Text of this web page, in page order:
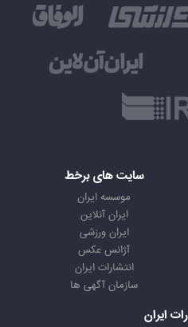
سایت های برخط
موسسه ایران
ایران آنلاین
ایران ورزشی
آژانس عکس
انتشارات ایران
سازمان آگهی ها
ایران